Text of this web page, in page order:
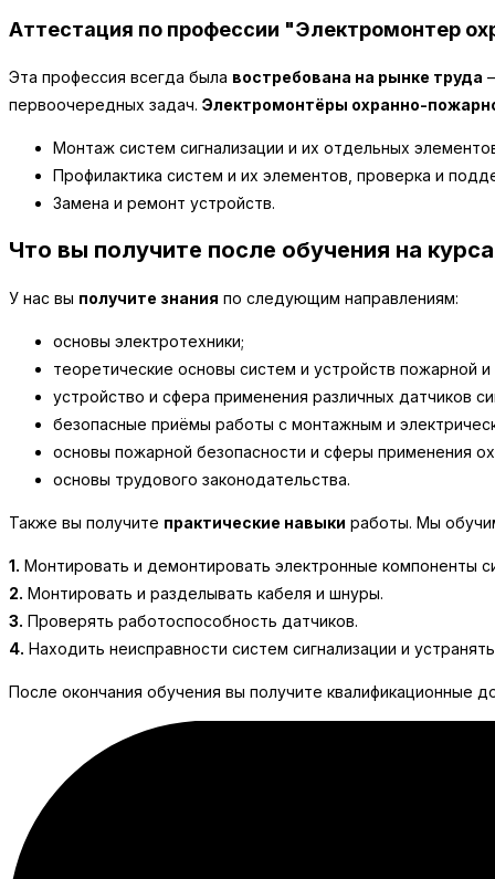
Аттестация по профессии "Электромонтер
Эта профессия всегда была востребована на рынке труда
первоочередных задач. Электромонтёры охранно-
Монтаж систем сигнализации и их отдельных
Профилактика систем и их элементов, проверка и
Замена и ремонт устройств.
Что вы получите после обучения на
У нас вы получите знания по следующим направлениям:
основы электротехники;
теоретические основы систем и устройств пожарной и
устройство и сфера применения различных датчиков
безопасные приёмы работы с монтажным и
основы пожарной безопасности и сферы применения
основы трудового законодательства.
Также вы получите практические навыки работы. Мы
1. Монтировать и демонтировать электронные компоненты
2. Монтировать и разделывать кабеля и шнуры.
3. Проверять работоспособность датчиков.
4. Находить неисправности систем сигнализации и
После окончания обучения вы получите